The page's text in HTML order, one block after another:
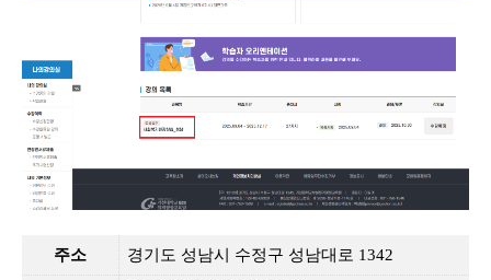
주소 경기도 성남시 수정구 성남대로 1342